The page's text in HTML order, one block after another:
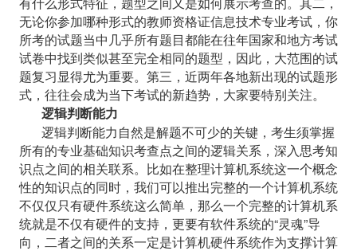
无论你参加哪种形式的教师资格证信息技术专业考试，你
所考的试题当中几乎所有题目都能在往年国家和地方考试
试卷中找到类似甚至完全相同的题型，因此，大范围的试
题复习显得尤为重要。第三，近两年各地新出现的试题形
式，往往会成为当下考试的新趋势，大家要特别关注。
逻辑判断能力
逻辑判断能力自然是解题不可少的关键，考生须掌握
所有的专业基础知识考查点之间的逻辑关系，深入思考知
识点之间的相关联系。比如在整理计算机系统这一个概念
性的知识点的同时，我们可以推出完整的一个计算机系统
不仅仅只有硬件系统这么简单，那么一个完整的计算机系
统就是不仅有硬件的支持，更要有软件系统的“灵魂”导
向，二者之间的关系一定是计算机硬件系统作为支撑计算